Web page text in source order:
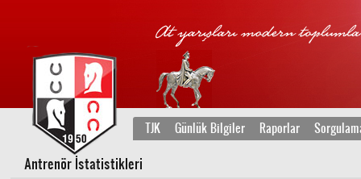
TJK Günlük Bilgiler Raporlar
Antrenör İstatistikleri